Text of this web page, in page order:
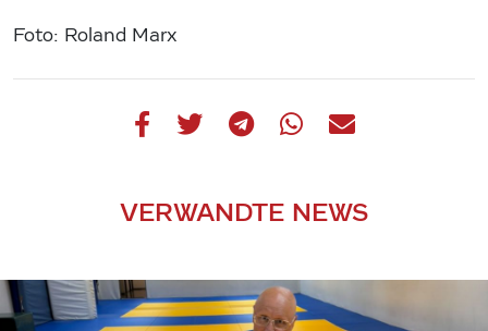
Foto: Roland Marx
VERWANDTE NEWS